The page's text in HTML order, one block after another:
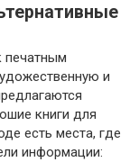
печатным
и
книги для
есть места, где
информации: